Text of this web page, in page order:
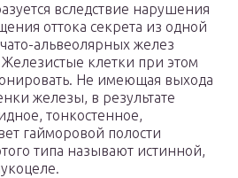
вследствие нарушения
оттока секрета из одной
альвеолярных желез
клетки при этом
Не имеющая выхода
железы, в результате
тонкостенное,
гайморовой полости
типа называют истинной,